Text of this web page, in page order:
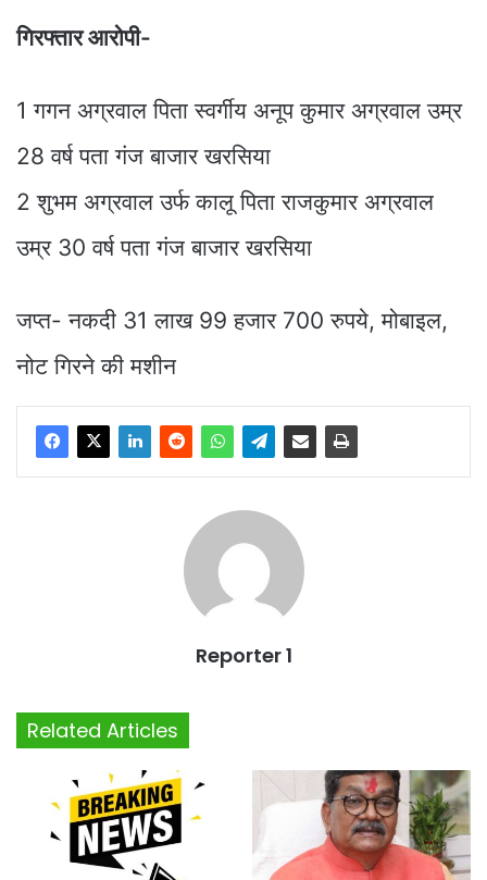
गिरफ्तार आरोपी-
1 गगन अग्रवाल पिता स्वर्गीय अनूप कुमार अग्रवाल उम्र
28 वर्ष पता गंज बाजार खरसिया
2 शुभम अग्रवाल उर्फ कालू पिता राजकुमार अग्रवाल
उम्र 30 वर्ष पता गंज बाजार खरसिया
जप्त- नकदी 31 लाख 99 हजार 700 रुपये, मोबाइल,
नोट गिरने की मशीन
Reporter 1
Related Articles